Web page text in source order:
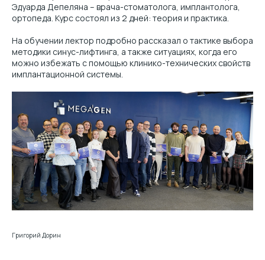
Эдуарда Депеляна – врача-стоматолога, имплантолога,
ортопеда. Курс состоял из 2 дней: теория и практика.
На обучении лектор подробно рассказал о тактике выбора
методики синус-лифтинга, а также ситуациях, когда его
можно избежать с помощью клинико-технических свойств
имплантационной системы.
Григорий Дорин